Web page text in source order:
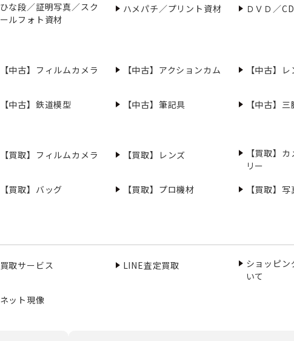
ひな段／証明写真／スク
ールフォト資材
ハメパチ／プリント資材 ＤＶＤ／
【中古】フィルムカメラ 【中古】アクションカム 【中古】
【中古】鉄道模型 【中古】筆記具 【中古】三
【買取】フィルムカメラ 【買取】レンズ
【買取】
リー
【買取】バッグ 【買取】プロ機材 【買取】
買取サービス LINE査定買取
ショッピン
いて
ネット現像